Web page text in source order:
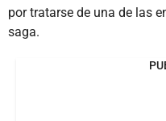
por tratarse de una de las
saga.